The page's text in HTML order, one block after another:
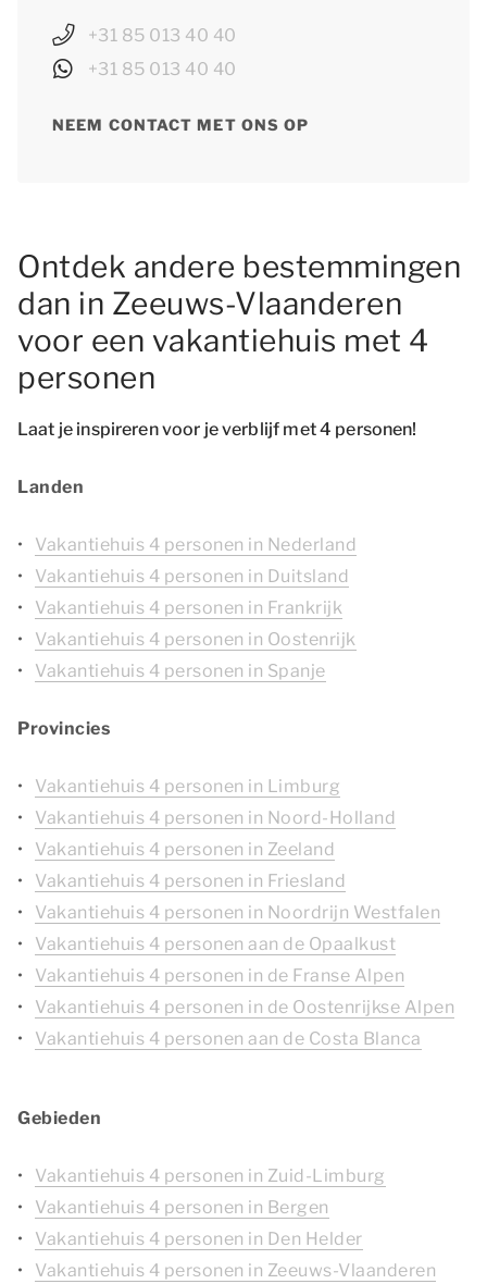
+31 85 013 40 40
+31 85 013 40 40
NEEM CONTACT MET ONS OP
Ontdek andere bestemmingen
dan in Zeeuws-Vlaanderen
voor een vakantiehuis met 4
personen
Laat je inspireren voor je verblijf met 4 personen!
Landen
Vakantiehuis 4 personen in Nederland
Vakantiehuis 4 personen in Duitsland
Vakantiehuis 4 personen in Frankrijk
Vakantiehuis 4 personen in Oostenrijk
Vakantiehuis 4 personen in Spanje
Provincies
Vakantiehuis 4 personen in Limburg
Vakantiehuis 4 personen in Noord-Holland
Vakantiehuis 4 personen in Zeeland
Vakantiehuis 4 personen in Friesland
Vakantiehuis 4 personen in Noordrijn Westfalen
Vakantiehuis 4 personen aan de Opaalkust
Vakantiehuis 4 personen in de Franse Alpen
Vakantiehuis 4 personen in de Oostenrijkse Alpen
Vakantiehuis 4 personen aan de Costa Blanca
Gebieden
Vakantiehuis 4 personen in Zuid-Limburg
Vakantiehuis 4 personen in Bergen
Vakantiehuis 4 personen in Den Helder
Vakantiehuis 4 personen in Zeeuws-Vlaanderen